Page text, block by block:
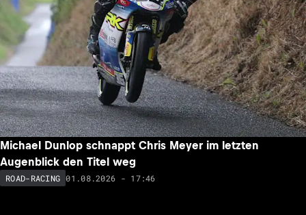
Michael Dunlop schnappt Chris Meyer im letzten
Augenblick den Titel weg
ROAD-RACING 01.08.2026 - 17:46